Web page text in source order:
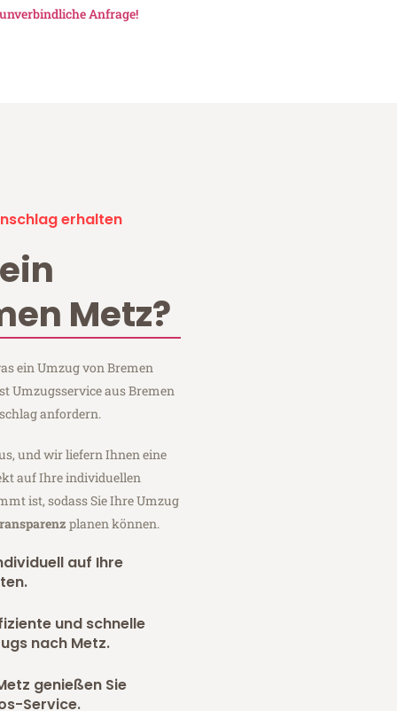
unverbindliche Anfrage!
erhalten
Metz?
ein Umzug von Bremen
Umzugsservice aus Bremen
anfordern.
und wir liefern Ihnen eine
auf Ihre individuellen
ist, sodass Sie Ihre Umzug
planen können.
auf Ihre
und schnelle
nach Metz.
genießen Sie
Service.